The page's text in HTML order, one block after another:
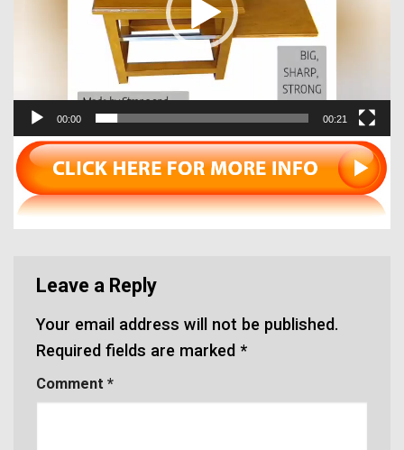
00:00 00:21
Leave a Reply
Your email address will not be published.
Required fields are marked *
Comment *